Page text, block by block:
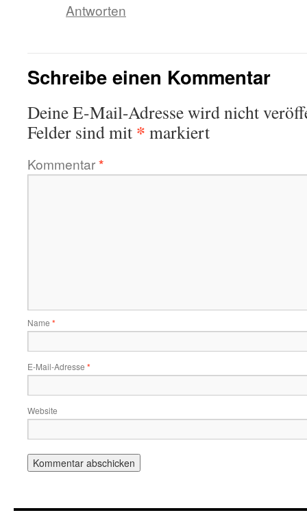
Antworten
Schreibe einen Kommentar
Deine E-Mail-Adresse wird nicht
Felder sind mit * markiert
Kommentar*
Name *
E-Mail-Adresse *
Website